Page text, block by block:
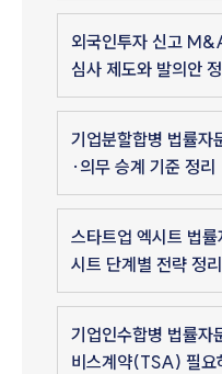
외국인투자 신고
심사 제도와 발의안
기업분할합병 법률자
·의무 승계 기준 정리
스타트업 엑시트 법
시트 단계별 전략 정리
기업인수합병 법률자
비스계약(TSA) 필요